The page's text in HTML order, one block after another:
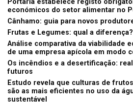
Portaria estabelece registo
económicos do setor alimentar no
Cânhamo: guia para novos
Frutas e Legumes: qual a diferença?
Análise comparativa da viabilidade
de uma empresa apícola em modo
Os incêndios e a desertificação:
futuros
Estudo revela que culturas de
são as mais eficientes no uso da
sustentável